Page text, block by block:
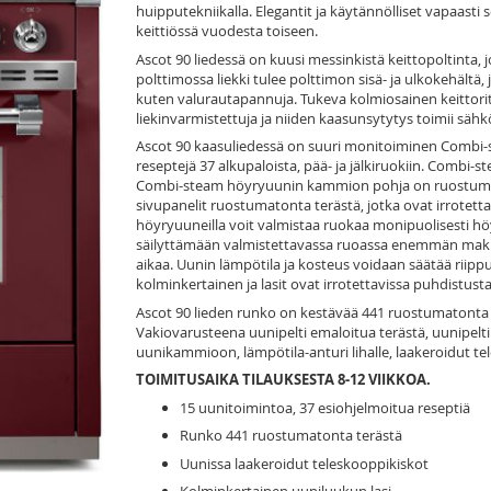
huipputekniikalla. Elegantit ja käytännölliset
keittiössä vuodesta toiseen.
Ascot 90 liedessä on kuusi messinkistä
polttimossa liekki tulee polttimon sisä- ja
kuten valurautapannuja. Tukeva kolmiosainen
liekinvarmistettuja ja niiden kaasunsytytys toimii
Ascot 90 kaasuliedessä on suuri monitoiminen
reseptejä 37 alkupaloista, pää- ja jälkiruokiin.
Combi-steam höyryuunin kammion pohja on
sivupanelit ruostumatonta terästä, jotka ovat
höyryuuneilla voit valmistaa ruokaa monipuolisesti
säilyttämään valmistettavassa ruoassa enemmän
aikaa. Uunin lämpötila ja kosteus voidaan säätää
kolminkertainen ja lasit ovat irrotettavissa
Ascot 90 lieden runko on kestävää 441
Vakiovarusteena uunipelti emaloitua terästä,
uunikammioon, lämpötila-anturi lihalle, laakeroidut
TOIMITUSAIKA TILAUKSESTA 8-12 VIIKKOA.
15 uunitoimintoa, 37 esiohjelmoitua reseptiä
Runko 441 ruostumatonta terästä
Uunissa laakeroidut teleskooppikiskot